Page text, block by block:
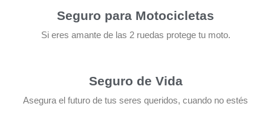
Seguro para Motocicletas
Si eres amante de las 2 ruedas protege tu moto.
Seguro de Vida
Asegura el futuro de tus seres queridos, cuando no estés